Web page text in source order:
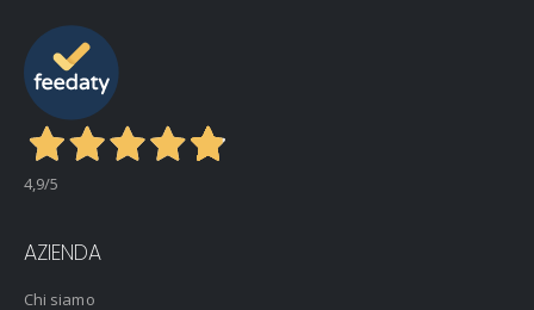
4,9/5
AZIENDA
Chi siamo